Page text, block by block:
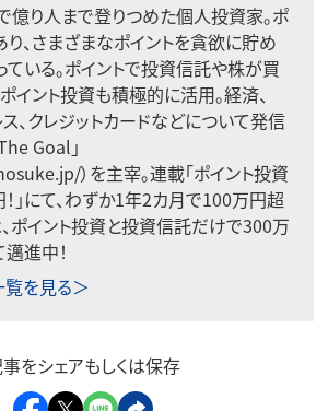
億り人まで登りつめた個人投資家。ポ
、さまざまなポイントを貪欲に貯め
ている。ポイントで投資信託や株が買
イント投資も積極的に活用。経済、
ス、クレジットカードなどについて発信
Goal」
）を主宰。連載「ポイント投資
」にて、わずか1年2カ月で100万円超
ポイント投資と投資信託だけで300万
進中！
を見る＞
をシェアもしくは保存